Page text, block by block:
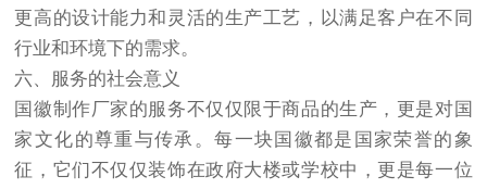
更高的设计能力和灵活的生产工艺，以满足客户在不同
行业和环境下的需求。
六、服务的社会意义
国徽制作厂家的服务不仅仅限于商品的生产，更是对国
家文化的尊重与传承。每一块国徽都是国家荣誉的象
征，它们不仅仅装饰在政府大楼或学校中，更是每一位